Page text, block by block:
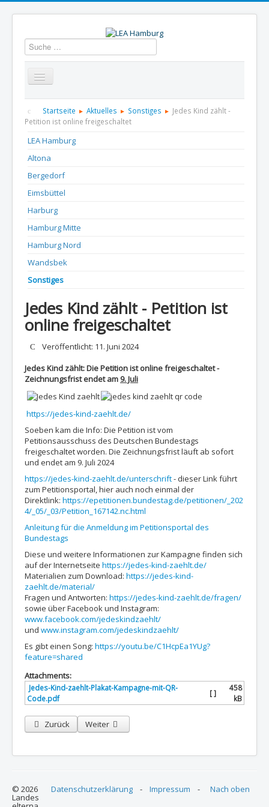
Suchen
Startseite Über uns Aktuelles Termine
Informationen
Kontakt
Startseite Aktuelles Sonstiges
Jedes Kind zählt -
Petition ist online freigeschaltet
LEA Hamburg
Altona
Bergedorf
Eimsbüttel
Harburg
Hamburg Mitte
Hamburg Nord
Wandsbek
Sonstiges
Jedes Kind zählt - Petition ist
online freigeschaltet
DetailsVeröffentlicht: 11. Juni 2024
Jedes Kind zählt: Die Petition ist online freigeschaltet -
Zeichnungsfrist endet am 9. Juli
https://jedes-kind-zaehlt.de/
Soeben kam die Info: Die Petition ist vom
Petitionsausschuss des Deutschen Bundestags
freigeschaltet worden. Die Zeichnungsfrist läuft ab sofort
und endet am 9. Juli 2024
https://jedes-kind-zaehlt.de/unterschrift- dieser Link führt
zum Petitionsportal, hier auch noch einmal der
Direktlink: https://epetitionen.bundestag.de/petitionen/_202
4/_05/_03/Petition_167142.nc.html
Anleitung für die Anmeldung im Petitionsportal des
Bundestags
Diese und weitere Informationen zur Kampagne finden sich
auf der Internetseite https://jedes-kind-zaehlt.de/
Materialien zum Download: https://jedes-kind-
zaehlt.de/material/
Fragen und Antworten: https://jedes-kind-zaehlt.de/fragen/
sowie über Facebook und Instagram:
www.facebook.com/jedeskindzaehlt/
und www.instagram.com/jedeskindzaehlt/
Es gibt einen Song: https://youtu.be/C1HcpEa1YUg?
feature=shared
Attachments:
Jedes-Kind-zaehlt-Plakat-Kampagne-mit-QR-
Code.pdf
[ ]
458
kB
Vorheriger Beitrag: Jedes Kind zählt - Petition: Countdown läuft
Zurück Nächster Beitrag: "Fachkräftebedarf,
Weiter
Nach oben
Datenschutzerklärung - Impressum -
© 2026
Landes